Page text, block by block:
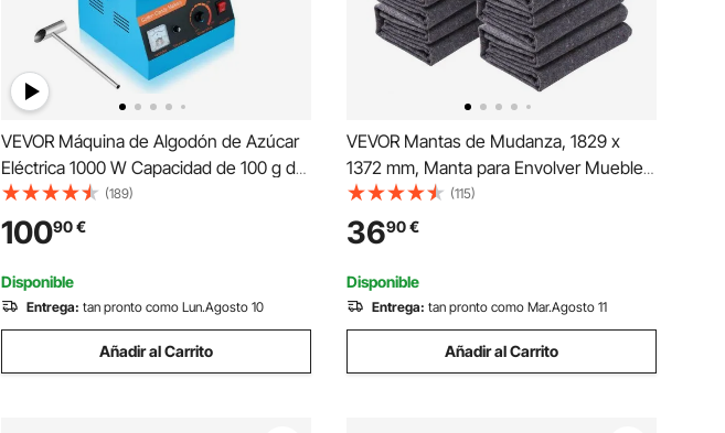
VEVOR Máquina de Algodón de Azúcar
Eléctrica 1000 W Capacidad de 100 g de
Azúcar 38 x 38 x 34 cm Fácil de Instalar
y Desmontar Control Simple con
Azucarero y Cuchara para Hogar,
Fiestas, Azul
(189)
10090€
Disponible
Entrega: tan pronto como Lun.Agosto 10
Añadir al Carrito
VEVOR Mantas de Mudanza, 1829 x
1372 mm, Manta para Envolver Muebles
12 Piezas, Mantas Protectoras de
Embalaje de Algodón Reciclado de Alta
Resistencia para Proteger Muebles,
Pisos, Electrodomésticos
(115)
3690€
Disponible
Entrega: tan pronto como Mar.Agosto 11
Añadir al Carrito